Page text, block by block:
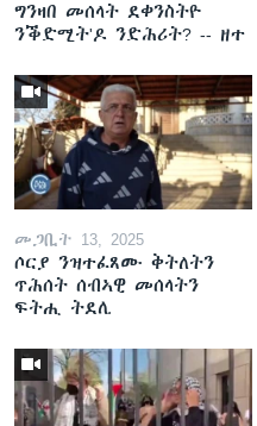
ግንዛበ መሰላት ደቀንስትዮ
ንቕድሚት'ዶ ንድሕሪት? -- ዘተ
መጋቢት 13, 2025
ሶርያ ንዝተፈጸሙ ቅትለትን
ጥሕሰት ሰብኣዊ መሰላትን
ፍትሒ ትደሊ